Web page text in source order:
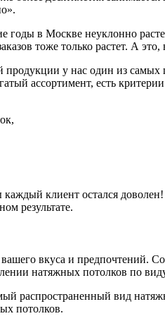
годы в Москве неуклонно
тоже только растет. А
у нас один из самых
ассортимент, есть
клиент остался
результате.
вкуса и предпочтений.
натяжных потолков по
распространенный вид
потолков.